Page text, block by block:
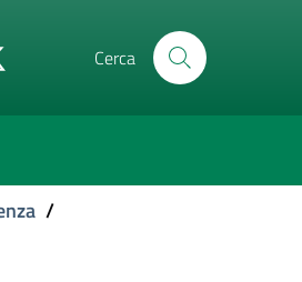
Cerca
/